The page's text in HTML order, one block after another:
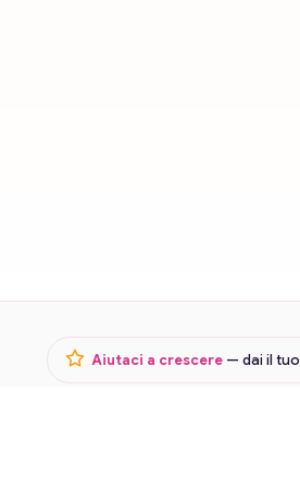
Aiutaci a crescere— dai il tuo